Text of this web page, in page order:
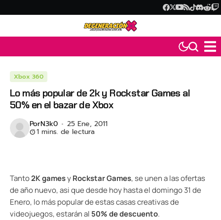
Xbox 360
Lo más popular de 2k y Rockstar Games al
50% en el bazar de Xbox
PorN3k0 25 Ene, 2011
1 mins. de lectura
Tanto2K gamesyRockstar Games, se unen a las ofertas
de año nuevo, asi que desde hoy hasta el domingo 31 de
Enero, lo más popular de estas casas creativas de
videojuegos, estarán al 50% de descuento.